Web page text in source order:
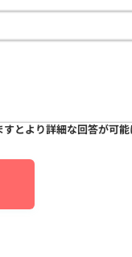
とより詳細な回答が可能